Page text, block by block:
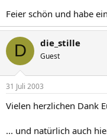
Feier schön und habe
D die_stille
Guest
31 Juli 2003
Vielen herzlichen Dank
... und natürlich auch